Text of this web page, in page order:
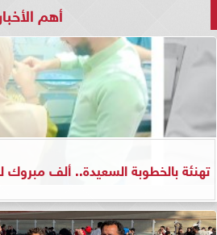
أهم الأخبار
تهنئة بالخطوبة السعيدة.. ألف